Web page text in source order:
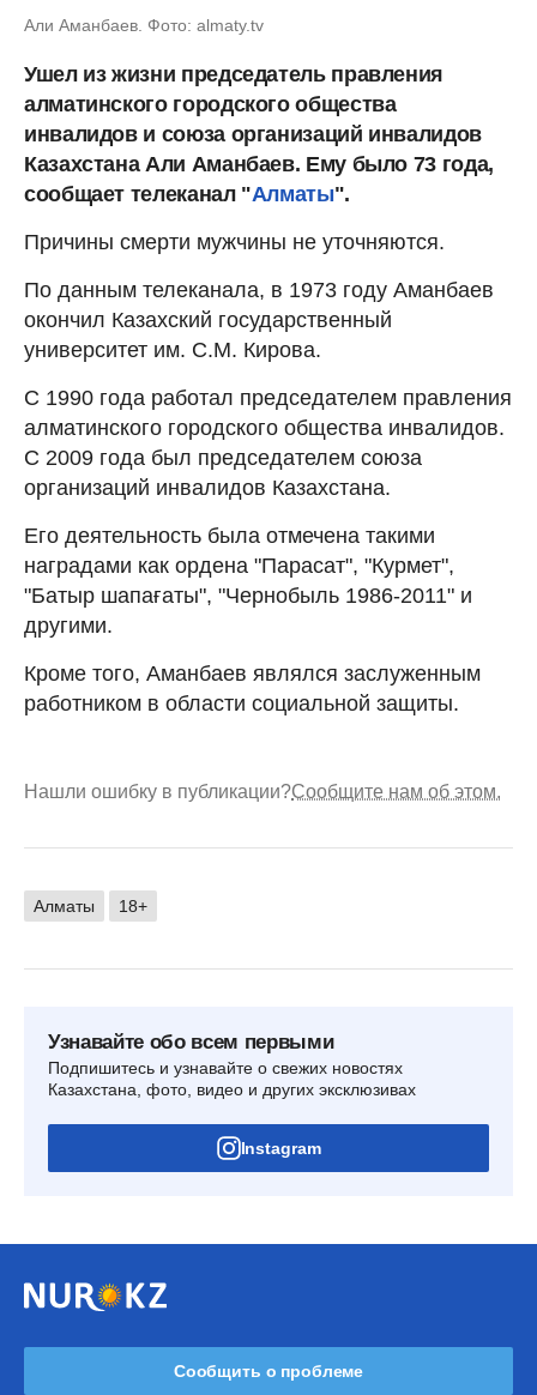
Али Аманбаев. Фото: almaty.tv
Ушел из жизни председатель правления
алматинского городского общества
инвалидов и союза организаций инвалидов
Казахстана Али Аманбаев. Ему было 73 года,
сообщает телеканал "Алматы".
Причины смерти мужчины не уточняются.
По данным телеканала, в 1973 году Аманбаев
окончил Казахский государственный
университет им. С.М. Кирова.
С 1990 года работал председателем правления
алматинского городского общества инвалидов.
С 2009 года был председателем союза
организаций инвалидов Казахстана.
Его деятельность была отмечена такими
наградами как ордена "Парасат", "Курмет",
"Батыр шапағаты", "Чернобыль 1986-2011" и
другими.
Кроме того, Аманбаев являлся заслуженным
работником в области социальной защиты.
Нашли ошибку в публикации?Сообщите нам об этом.
Алматы 18+
Узнавайте обо всем первыми
Подпишитесь и узнавайте о свежих новостях
Казахстана, фото, видео и других эксклюзивах
Instagram
Сообщить о проблеме